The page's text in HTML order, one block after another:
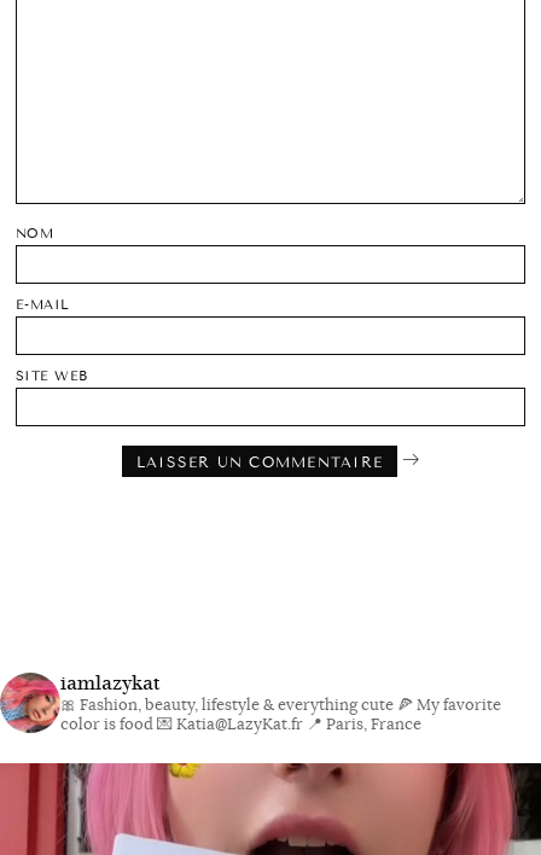
NOM
E-MAIL
SITE WEB
iamlazykat
🎀 Fashion, beauty, lifestyle & everything cute 🍕 My favorite
color is food💌 Katia@LazyKat.fr 📍 Paris, France